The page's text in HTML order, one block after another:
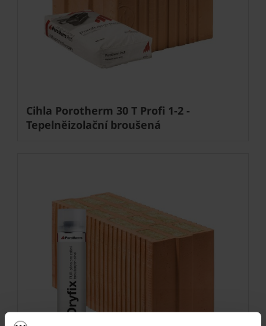
Cihla Porotherm 30 T Profi 1-2 -
Tepelněizolační broušená